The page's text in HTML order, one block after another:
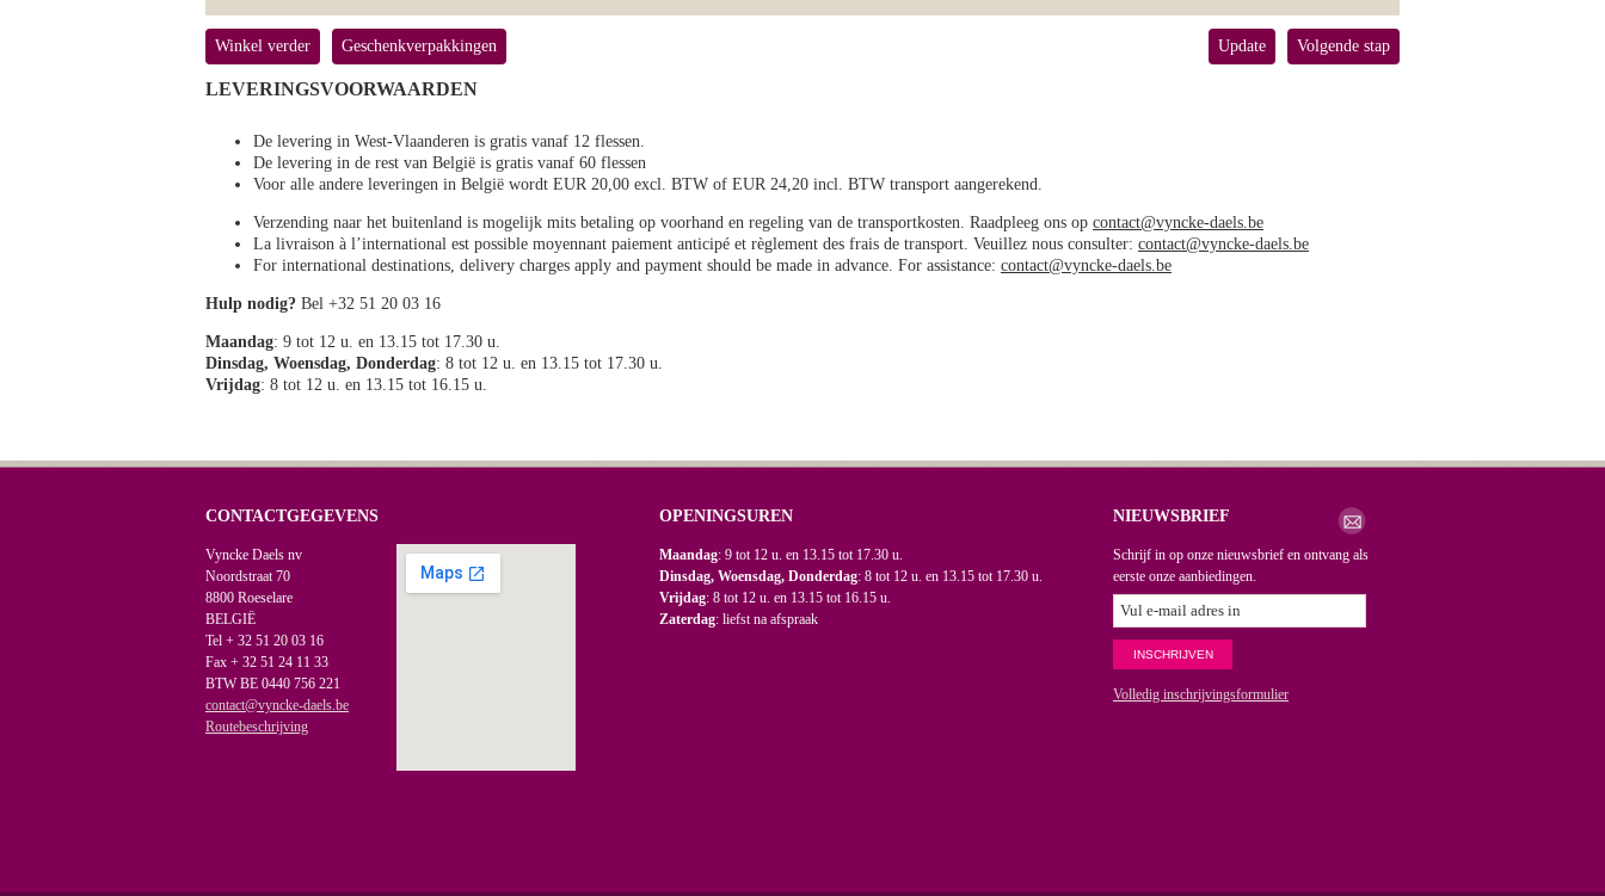
Winkel verder Geschenkverpakkingen Volgende stap
Update
LEVERINGSVOORWAARDEN
De levering in West-Vlaanderen is gratis vanaf 12 flessen.
De levering in de rest van België is gratis vanaf 60 flessen
Voor alle andere leveringen in België wordt EUR 20,00 excl. BTW of EUR 24,20 incl. BTW transport aangerekend.
Verzending naar het buitenland is mogelijk mits betaling op voorhand en regeling van de transportkosten. Raadpleeg ons op contact@vyncke-daels.be
La livraison à l’international est possible moyennant paiement anticipé et règlement des frais de transport. Veuillez nous consulter: contact@vyncke-daels.be
For international destinations, delivery charges apply and payment should be made in advance. For assistance: contact@vyncke-daels.be
Hulp nodig? Bel +32 51 20 03 16
Maandag: 9 tot 12 u. en 13.15 tot 17.30 u.
Dinsdag, Woensdag, Donderdag: 8 tot 12 u. en 13.15 tot 17.30 u.
Vrijdag: 8 tot 12 u. en 13.15 tot 16.15 u.
CONTACTGEGEVENS
Vyncke Daels nv
Noordstraat 70
8800 Roeselare
BELGIË
Tel + 32 51 20 03 16
Fax + 32 51 24 11 33
BTW BE 0440 756 221
contact@vyncke-daels.be
Routebeschrijving
OPENINGSUREN
Maandag: 9 tot 12 u. en 13.15 tot 17.30 u.
Dinsdag, Woensdag, Donderdag: 8 tot 12 u. en 13.15 tot 17.30 u.
Vrijdag: 8 tot 12 u. en 13.15 tot 16.15 u.
Zaterdag: liefst na afspraak
NIEUWSBRIEF
Schrijf in op onze nieuwsbrief en ontvang als
eerste onze aanbiedingen.
Volledig inschrijvingsformulier